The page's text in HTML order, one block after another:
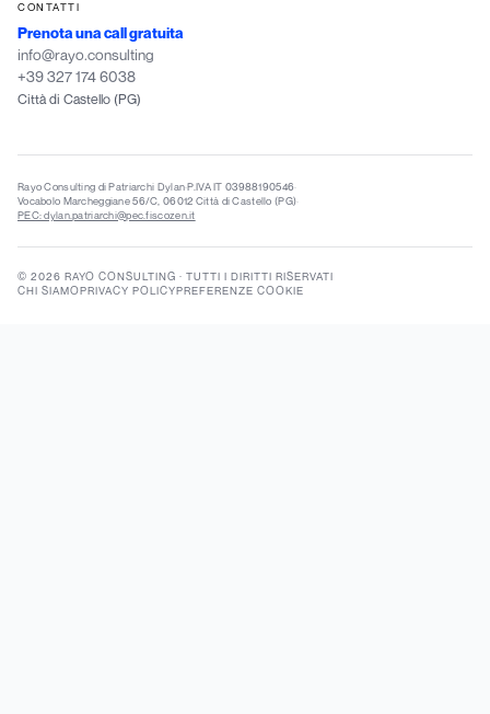
CONTATTI
Prenota una call gratuita
info@rayo.consulting
+39 327 174 6038
Città di Castello (PG)
Rayo Consulting di Patriarchi Dylan·P.IVA IT 03988190546·
Vocabolo Marcheggiane 56/C, 06012 Città di Castello (PG)·
PEC: dylan.patriarchi@pec.fiscozen.it
© 2026 RAYO CONSULTING · TUTTI I DIRITTI RISERVATI
CHI SIAMOPRIVACY POLICYPREFERENZE COOKIE